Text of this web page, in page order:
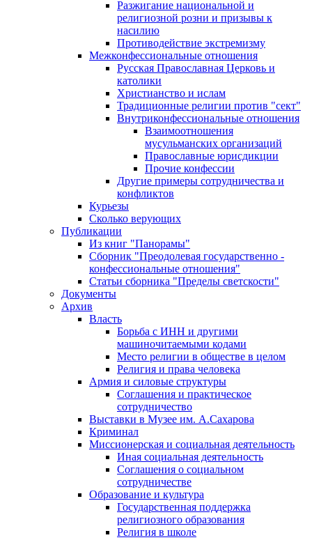
Разжигание национальной и
религиозной розни и призывы к
насилию
Противодействие экстремизму
Межконфессиональные отношения
Русская Православная Церковь и
католики
Христианство и ислам
Традиционные религии против "сект"
Внутриконфессиональные отношения
Взаимоотношения
мусульманских организаций
Православные юрисдикции
Прочие конфессии
Другие примеры сотрудничества и
конфликтов
Курьезы
Сколько верующих
Публикации
Из книг "Панорамы"
Сборник "Преодолевая государственно -
конфессиональные отношения"
Статьи сборника "Пределы светскости"
Документы
Архив
Власть
Борьба с ИНН и другими
машиночитаемыми кодами
Место религии в обществе в целом
Религия и права человека
Армия и силовые структуры
Соглашения и практическое
сотрудничество
Выставки в Музее им. А.Сахарова
Криминал
Миссионерская и социальная деятельность
Иная социальная деятельность
Соглашения о социальном
сотрудничестве
Образование и культура
Государственная поддержка
религиозного образования
Религия в школе